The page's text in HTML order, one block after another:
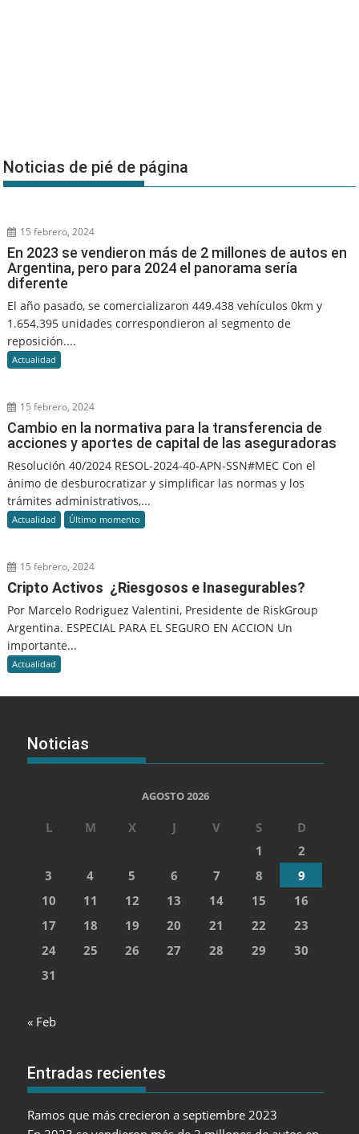
Noticias de pié de página
15 febrero, 2024
En 2023 se vendieron más de 2 millones de autos en
Argentina, pero para 2024 el panorama sería
diferente
El año pasado, se comercializaron 449.438 vehículos 0km y
1.654.395 unidades correspondieron al segmento de
reposición....
Actualidad
15 febrero, 2024
Cambio en la normativa para la transferencia de
acciones y aportes de capital de las aseguradoras
Resolución 40/2024 RESOL-2024-40-APN-SSN#MEC Con el
ánimo de desburocratizar y simplificar las normas y los
trámites administrativos,...
Actualidad Último momento
15 febrero, 2024
Cripto Activos ¿Riesgosos e Inasegurables?
Por Marcelo Rodriguez Valentini, Presidente de RiskGroup
Argentina. ESPECIAL PARA EL SEGURO EN ACCION Un
importante...
Actualidad
Noticias
AGOSTO 2026
L M X J V S
D
1
2
3
4 5 6 7 8
9
10
11 12 13 14 15
16
17
18 19 20 21 22
23
24
25 26 27 28 29
30
31
« Feb
Entradas recientes
Ramos que más crecieron a septiembre 2023